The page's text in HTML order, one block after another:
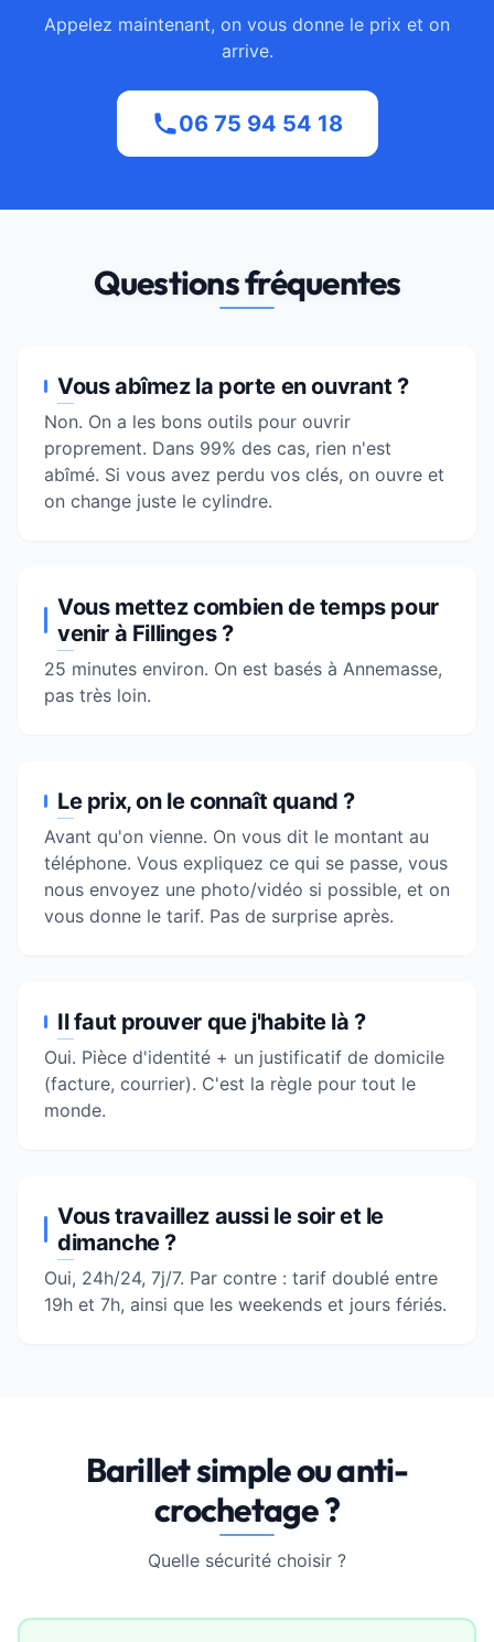
Appelez maintenant, on vous donne le prix et on
arrive.
06 75 94 54 18
Questions fréquentes
Vous abîmez la porte en ouvrant ?
Non. On a les bons outils pour ouvrir
proprement. Dans 99% des cas, rien n'est
abîmé. Si vous avez perdu vos clés, on ouvre et
on change juste le cylindre.
Vous mettez combien de temps pour
venir à Fillinges ?
25 minutes environ. On est basés à Annemasse,
pas très loin.
Le prix, on le connaît quand ?
Avant qu'on vienne. On vous dit le montant au
téléphone. Vous expliquez ce qui se passe, vous
nous envoyez une photo/vidéo si possible, et on
vous donne le tarif. Pas de surprise après.
Il faut prouver que j'habite là ?
Oui. Pièce d'identité + un justificatif de domicile
(facture, courrier). C'est la règle pour tout le
monde.
Vous travaillez aussi le soir et le
dimanche ?
Oui, 24h/24, 7j/7. Par contre : tarif doublé entre
19h et 7h, ainsi que les weekends et jours fériés.
Barillet simple ou anti-
crochetage ?
Quelle sécurité choisir ?